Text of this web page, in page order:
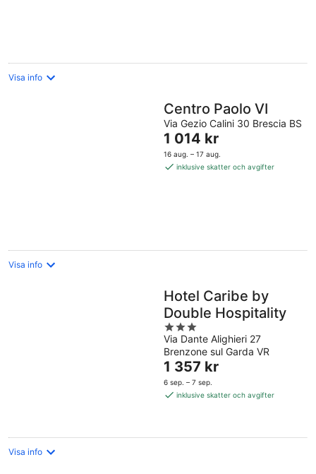
Visa info
Centro Paolo VI
Via Gezio Calini 30 Brescia BS
Priset
är
1 014 kr
1 014 kr
16 aug. – 17 aug.
inklusive skatter och avgifter
Visa info
Hotel Caribe by
Double Hospitality
3
out
of
5
Via Dante Alighieri 27
Brenzone sul Garda VR
Priset
är
1 357 kr
1 357 kr
6 sep. – 7 sep.
inklusive skatter och avgifter
Visa info